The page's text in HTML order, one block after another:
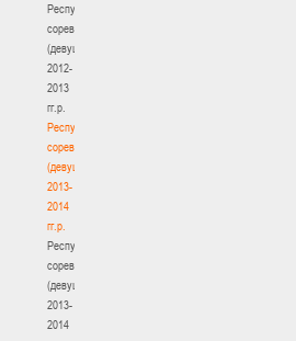
Республиканские
соревнования
(девушки)
2012-
2013
гг.р.
Республиканские
соревнования
(девушки)
2013-
2014
гг.р.
Республиканские
соревнования
(девушки)
2013-
2014